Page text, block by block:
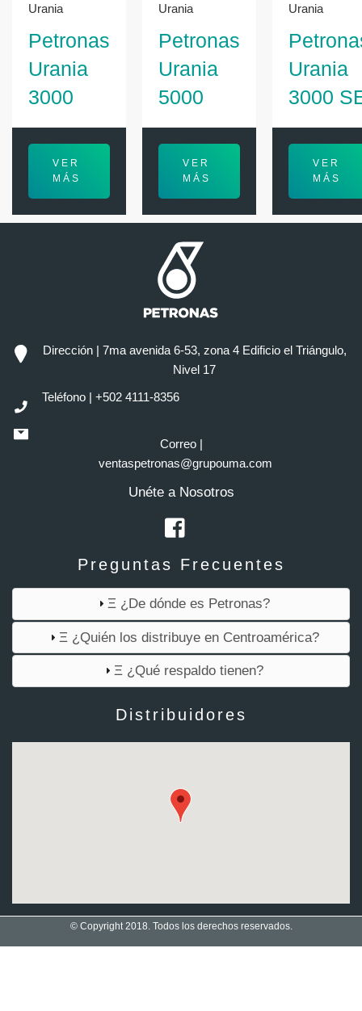
Urania
Petronas
Urania
3000
VER
MÁS
Urania
Petronas
Urania
5000
VER
MÁS
Urania
Urania
3000
VER
MÁS
Dirección | 7ma avenida 6-53, zona 4 Edificio el Triángulo,
Nivel 17
Teléfono | +502 4111-8356
Correo |
ventaspetronas@grupouma.com
Unéte a Nosotros
Preguntas Frecuentes
Ξ ¿De dónde es Petronas?
Ξ ¿Quién los distribuye en Centroamérica?
Ξ ¿Qué respaldo tienen?
Distribuidores
© Copyright 2018. Todos los derechos reservados.